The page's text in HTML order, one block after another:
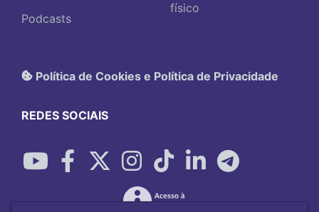
Podcasts
físico
Política de Cookies e Política de Privacidade
REDES SOCIAIS